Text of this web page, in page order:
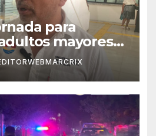
para
mayores
Cancún